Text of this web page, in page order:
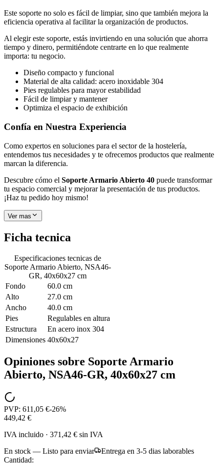
Este soporte no solo es fácil de limpiar, sino que también mejora la
eficiencia operativa al facilitar la organización de productos.
Al elegir este soporte, estás invirtiendo en una solución que ahorra
tiempo y dinero, permitiéndote centrarte en lo que realmente
importa: tu negocio.
Diseño compacto y funcional
Material de alta calidad: acero inoxidable 304
Pies regulables para mayor estabilidad
Fácil de limpiar y mantener
Optimiza el espacio de exhibición
Confía en Nuestra Experiencia
Como expertos en soluciones para el sector de la hostelería,
entendemos tus necesidades y te ofrecemos productos que realmente
marcan la diferencia.
Descubre cómo el Soporte Armario Abierto 40 puede transformar
tu espacio comercial y mejorar la presentación de tus productos.
¡Haz tu pedido hoy mismo!
Ver mas
Ficha tecnica
Especificaciones tecnicas de
Soporte Armario Abierto, NSA46-
GR, 40x60x27 cm
Fondo
60.0 cm
Alto
27.0 cm
Ancho
40.0 cm
Pies
Regulables en altura
Estructura
En acero inox 304
Dimensiones 40x60x27
Opiniones sobre Soporte Armario
Abierto, NSA46-GR, 40x60x27 cm
PVP: 611,05 €-26%
449,42 €
IVA incluido · 371,42 € sin IVA
En stock — Listo para enviar
Entrega en 3-5 dias laborables
Cantidad: